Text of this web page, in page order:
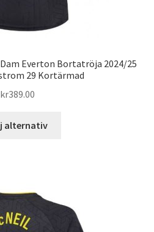
Everton Bortatröja 2024/25
29 Kortärmad
kr389.00
alternativ
De
olika